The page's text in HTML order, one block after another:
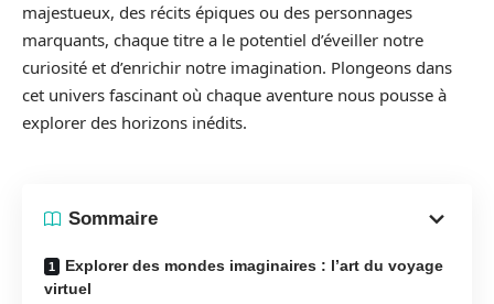
majestueux, des récits épiques ou des personnages
marquants, chaque titre a le potentiel d’éveiller notre
curiosité et d’enrichir notre imagination. Plongeons dans
cet univers fascinant où chaque aventure nous pousse à
explorer des horizons inédits.
Sommaire
Explorer des mondes imaginaires : l’art du voyage
virtuel